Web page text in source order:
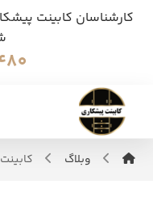
کارشناسان کابینت
وبلاگ